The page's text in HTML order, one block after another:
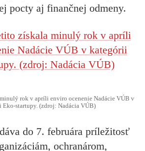
pocty aj finančnej odmeny.
rok v apríli enviro ocenenie Nadácie VÚB v
Eko-startupy. (zdroj: Nadácia VÚB)
do 7. februára príležitosť
ochranárom,